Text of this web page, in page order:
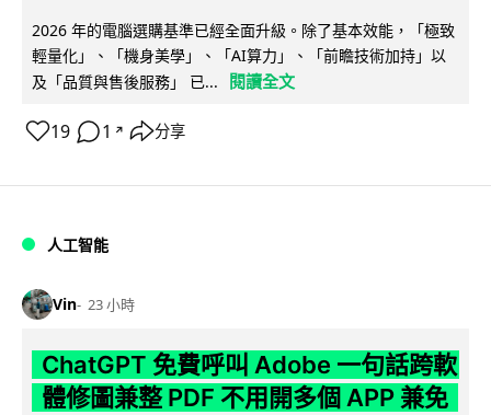
2026 年的電腦選購基準已經全面升級。除了基本效能，「極致
輕量化」、「機身美學」、「AI算力」、「前瞻技術加持」以
及「品質與售後服務」 已...
閱讀全文
19 1 ↗ 分享
人工智能
Vin 23 小時
ChatGPT 免費呼叫 Adobe 一句話跨軟
體修圖兼整 PDF 不用開多個 APP 兼免